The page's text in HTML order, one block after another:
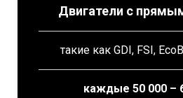
Двигатели с
такие как GDI, FSI,
каждые 50 000 –